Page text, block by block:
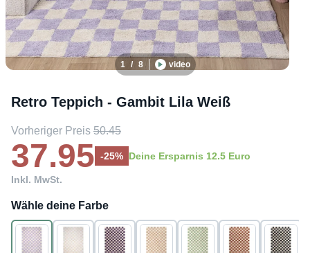
1 / 8 video
Retro Teppich - Gambit Lila Weiß
Vorheriger Preis 50.45
37.95 -25% Deine Ersparnis 12.5 Euro
Inkl. MwSt.
Wähle deine Farbe